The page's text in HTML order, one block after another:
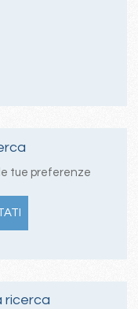
tue preferenze
ricerca